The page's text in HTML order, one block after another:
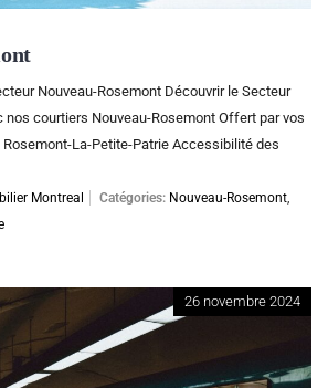
Nouveau-Rosemont Découvrir le Secteur
nos courtiers Nouveau-Rosemont Offert par vos
La-Petite-Patrie Accessibilité des
Montreal Catégories: Nouveau-Rosemont,
26 novembre 2024